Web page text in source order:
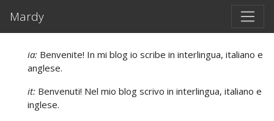
Mardy
ia: Benvenite! In mi blog io scribe in interlingua, italiano e
anglese.
it: Benvenuti! Nel mio blog scrivo in interlingua, italiano e
inglese.